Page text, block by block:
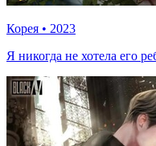
Корея • 2023
Я никогда не хотела его